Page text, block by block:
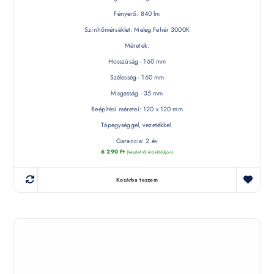
Fényerő: 840 lm
Színhőmérséklet: Meleg Fehér 3000K
Méretek:
Hosszúság - 160 mm
Szélesség - 160 mm
Magasság - 35 mm
Beépítési méretei: 120 x 120 mm
Tápegységgel, vezetékkel.
Garancia: 2 év
6 290 Ft (készletről érdeklődjön)
Kosárba teszem